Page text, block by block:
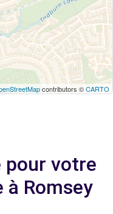
contributors ©CARTO
pour votre
à Romsey